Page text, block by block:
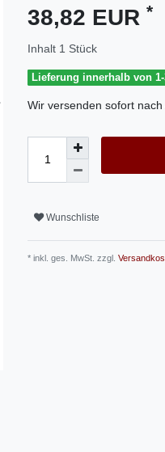
38,82 EUR *
Inhalt 1 Stück
Lieferung innerhalb von
Wir versenden sofort
Wunschliste
* inkl. ges. MwSt. zzgl.